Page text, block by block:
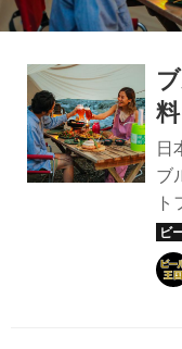
日
ブ
で
取
済